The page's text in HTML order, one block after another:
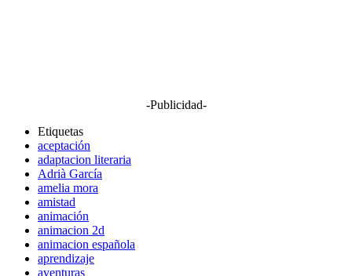
-Publicidad-
Etiquetas
aceptación
adaptacion literaria
Adrià García
amelia mora
amistad
animación
animacion 2d
animacion española
aprendizaje
aventuras